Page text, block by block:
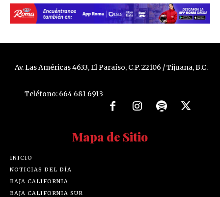
Av. Las Américas 4633, El Paraíso, C.P. 22106 / Tijuana, B.C.
Teléfono: 664 681 6913
Mapa de Sitio
INICIO
NOTICIAS DEL DÍA
BAJA CALIFORNIA
BAJA CALIFORNIA SUR